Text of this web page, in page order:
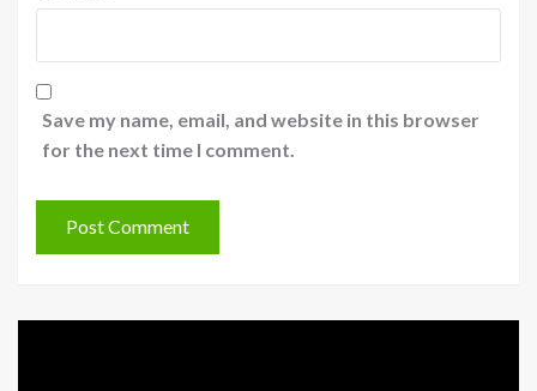
Save my name, email, and website in this browser
for the next time I comment.